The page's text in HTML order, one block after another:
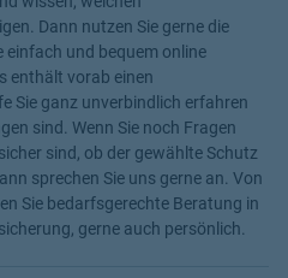
Dann nutzen Sie gerne die
und bequem online
enthält vorab einen
Sie ganz unverbindlich erfahren
sind. Wenn Sie noch Fragen
sind, ob der gewählte Schutz
sprechen Sie uns gerne an. Von
Sie bedarfsgerechte Beratung in
gerne auch persönlich.